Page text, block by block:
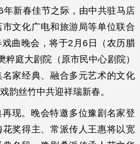
年新春佳节之际，由中共驻马店
文化广电和旅游局等单位联合
曲晚会，将于2月6日（农历腊
粹庭大剧院（原市民中心剧院）
家经典、融合多元艺术的文化
韵丝竹中共迎祥瑞新春。
现。晚会特邀多位豫剧名家登
奖得主、常派传人王惠将以宽